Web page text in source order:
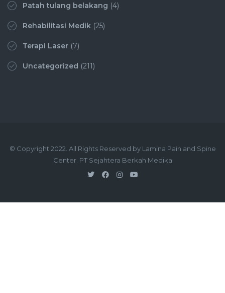
Patah tulang belakang (4)
Rehabilitasi Medik (25)
Terapi Laser (7)
Uncategorized (211)
© Copyright 2022. All Rights Reserved by Lamina Pain and Spine
Center. PT Sejahtera Berkah Medika